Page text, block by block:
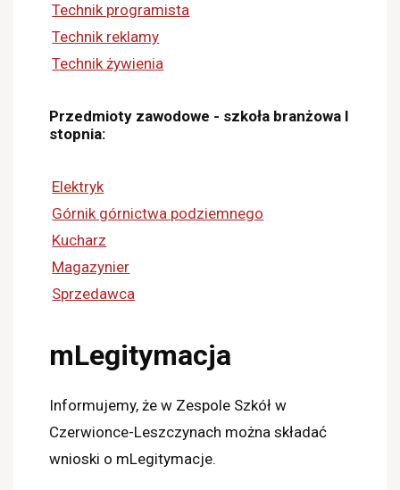
Technik programista
Technik reklamy
Technik żywienia
Przedmioty zawodowe - szkoła branżowa I
stopnia:
Elektryk
Górnik górnictwa podziemnego
Kucharz
Magazynier
Sprzedawca
mLegitymacja
Informujemy, że w Zespole Szkół w
Czerwionce-Leszczynach można składać
wnioski o mLegitymacje.